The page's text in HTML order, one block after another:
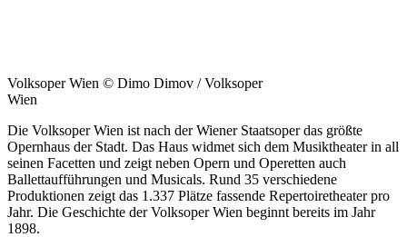
Volksoper Wien © Dimo Dimov / Volksoper
Wien
Die Volksoper Wien ist nach der Wiener Staatsoper das größte
Opernhaus der Stadt. Das Haus widmet sich dem Musiktheater in all
seinen Facetten und zeigt neben Opern und Operetten auch
Ballettaufführungen und Musicals. Rund 35 verschiedene
Produktionen zeigt das 1.337 Plätze fassende Repertoiretheater pro
Jahr. Die Geschichte der Volksoper Wien beginnt bereits im Jahr
1898.